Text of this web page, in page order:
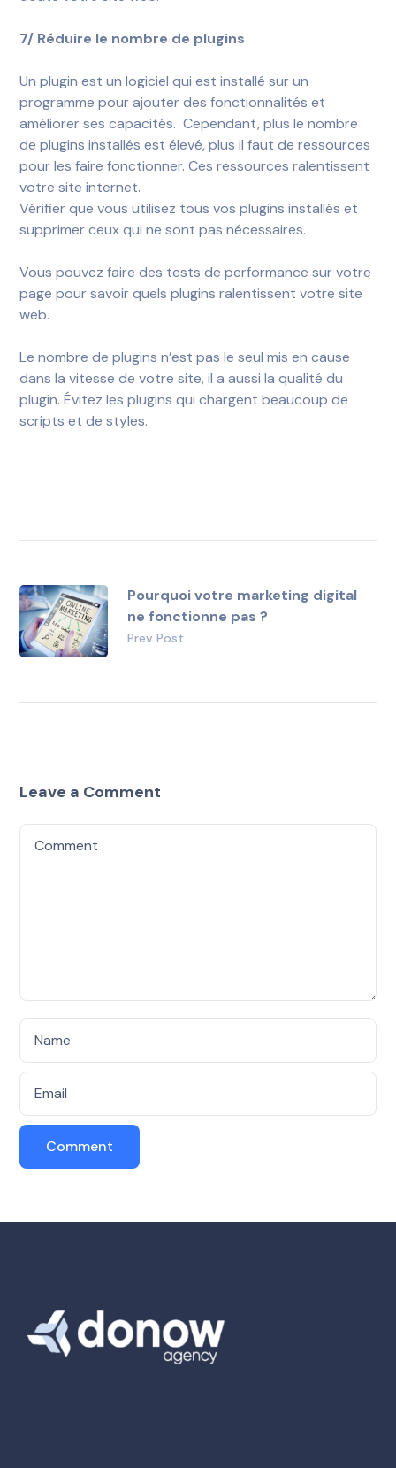
7/ Réduire le nombre de plugins
Un plugin est un logiciel qui est installé sur un
programme pour ajouter des fonctionnalités et
améliorer ses capacités.Cependant, plus le nombre
de plugins installés est élevé, plus il faut de ressources
pour les faire fonctionner. Ces ressources ralentissent
votre site internet.
Vérifier que vous utilisez tous vos plugins installés et
supprimer ceux qui ne sont pas nécessaires.
Vous pouvez faire des tests de performance sur votre
page pour savoir quels plugins ralentissent votre site
web.
Le nombre de plugins n’est pas le seul mis en cause
dans la vitesse de votre site, il a aussi la qualité du
plugin. Évitez les plugins qui chargent beaucoup de
scripts et de styles.
Pourquoi votre marketing digital
ne fonctionne pas ?
Prev Post
Leave a Comment